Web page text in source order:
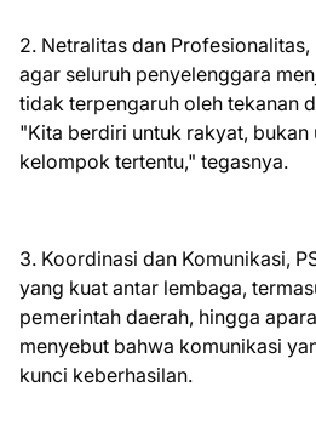
2. Netralitas dan
agar seluruh penyelenggara
tidak terpengaruh oleh tekanan
"Kita berdiri untuk rakyat, bukan
kelompok tertentu," tegasnya.
3. Koordinasi dan Komunikasi,
yang kuat antar lembaga,
pemerintah daerah, hingga
menyebut bahwa komunikasi
kunci keberhasilan.